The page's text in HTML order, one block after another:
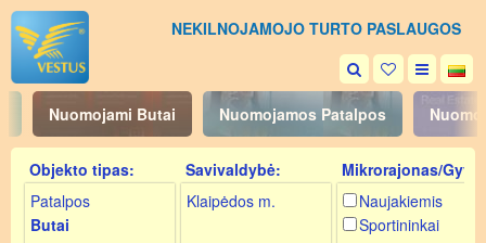
NEKILNOJAMOJO TURTO PASLAUGOS
Nuomojami Butai Nuomojamos Patalpos
Objekto tipas:
Patalpos
Butai
Savivaldybė:
Klaipėdos m.
Mikrorajonas/Gyv.:
Naujakiemis
Sportininkai